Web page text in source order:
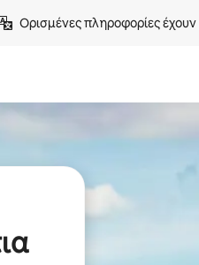
Ορισμένες πληροφορίες